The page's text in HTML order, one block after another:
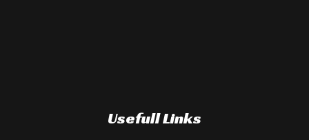
Usefull Links